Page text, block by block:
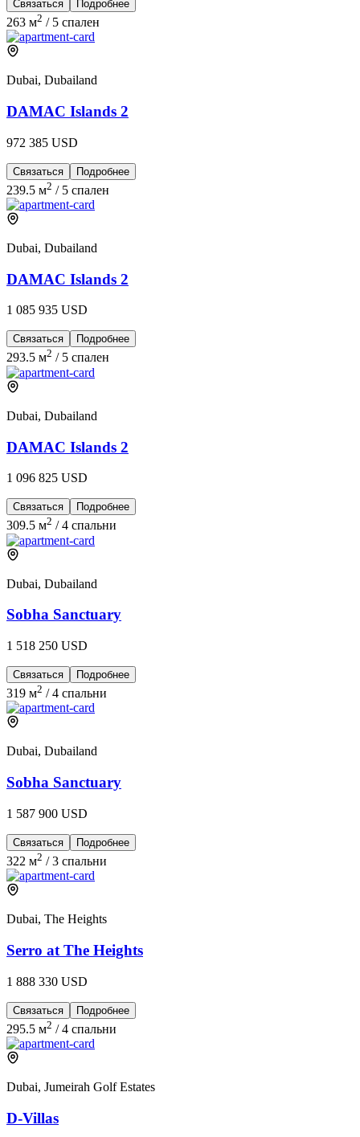
Связаться Подробнее
263 м2 / 5 спален
Dubai, Dubailand
DAMAC Islands 2
972 385 USD
Связаться Подробнее
239.5 м2 / 5 спален
Dubai, Dubailand
DAMAC Islands 2
1 085 935 USD
Связаться Подробнее
293.5 м2 / 5 спален
Dubai, Dubailand
DAMAC Islands 2
1 096 825 USD
Связаться Подробнее
309.5 м2 /4 спальни
Dubai, Dubailand
Sobha Sanctuary
1 518 250 USD
Связаться Подробнее
319 м2 /4 спальни
Dubai, Dubailand
Sobha Sanctuary
1 587 900 USD
Связаться Подробнее
322 м2 /3 спальни
Dubai, The Heights
Serro at The Heights
1 888 330 USD
Связаться Подробнее
295.5 м2 /4 спальни
Dubai, Jumeirah Golf Estates
D-Villas